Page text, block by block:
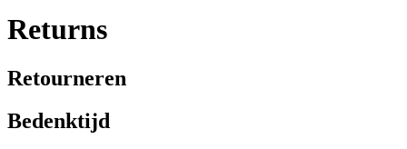
Returns
Retourneren
Bedenktijd